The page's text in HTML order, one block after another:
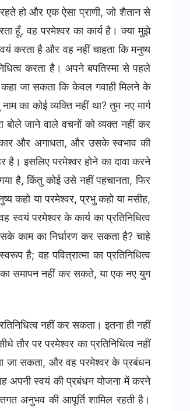
हो और एक ऐसा प्राणी, जो शैतान से
हूँ, वह परमेश्वर का कार्य है। क्या मुझे
करता है और वह नहीं चाहता कि मनुष्य
करता है। अपने बपतिस्मा से पहले
कहा जा सकता कि केवल गवाही मिलने के
का कोई व्यक्ति नहीं था? तुम नए मार्ग
बोले जाने वाले वचनों को व्यक्त नहीं कर
और अगाधता, और उसके स्वभाव की
है। इसलिए परमेश्वर होने का दावा करने
है, किंतु कोई उसे नहीं पहचानता, फिर
कहो या परमेश्वर, प्रभु कहो या मसीह,
परमेश्वर के कार्य का प्रतिनिधित्व
काम का निर्धारण कर सकता है? चाहे
है; वह पवित्रात्मा का प्रतिनिधित्व
का समापन नहीं कर सकते, या एक नए युग
नहीं कर सकता। इतना ही नहीं
तौर पर परमेश्वर का प्रतिनिधित्व नहीं
जा सकता, और वह परमेश्वर के प्रबंधन
अपनी स्वयं की प्रबंधन योजना में करने
अनुभव की आपूर्ति शामिल रहती है।